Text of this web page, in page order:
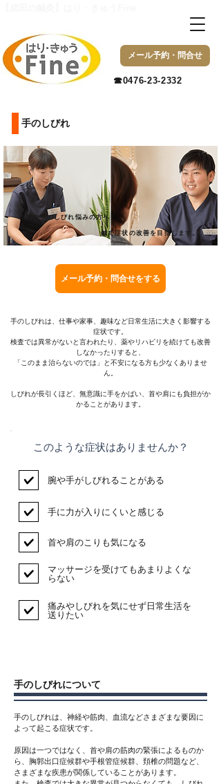
メール予約・問合せ
​☎0476-23-2332
​手のしびれ
腕や手のしびれ悩みの方へ
鍼で症状の改善を目指します。
メール予約・問合せをする
手のしびれは、仕事や家事、趣味など日常生活に大きく影響する
症状です。
検査では異常がないと言われたり、薬やリハビリを続けても改善
しなかったりすると、
「このまま治らないのでは」と不安になる方も少なくありませ
ん。
しびれが長引くほど、無意識に手をかばい、首や肩にも負担がか
かることがあります。
​このような症状はありませんか？
腕や手がしびれることがある
手に力が入りにくいと感じる
首や肩のこりも気になる
マッサージを受けてもあまりよくな
らない
痛みやしびれを気にせず日常生活を
送りたい
手のしびれについて
手のしびれは、神経や筋肉、血流などさまざまな要因に
よって起こる症状です。
原因は一つではなく、首や肩の筋肉の緊張によるものか
ら、胸郭出口症候群や手根管症候群、頚椎の問題など、
さまざまな疾患が関係していることがあります。